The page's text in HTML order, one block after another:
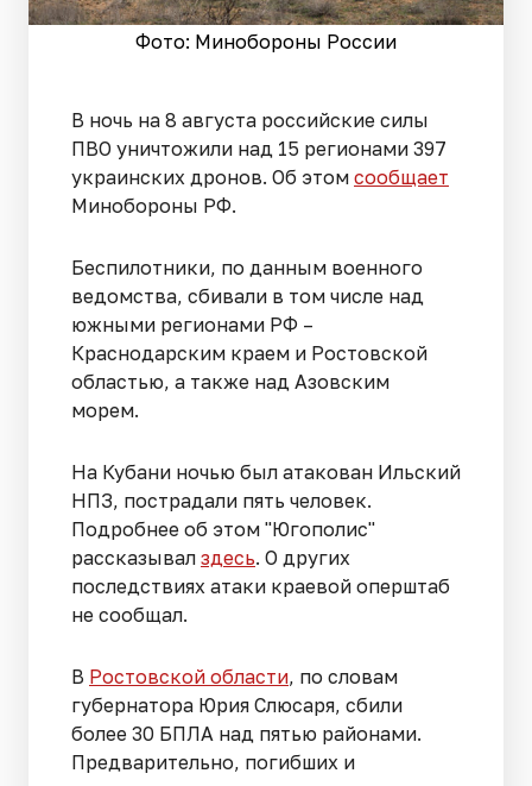
Фото: Минобороны России
В ночь на 8 августа российские силы
ПВО уничтожили над 15 регионами 397
украинских дронов. Об этом сообщает
Минобороны РФ.
Беспилотники, по данным военного
ведомства, сбивали в том числе над
южными регионами РФ –
Краснодарским краем и Ростовской
областью, а также над Азовским
морем.
На Кубани ночью был атакован Ильский
НПЗ, пострадали пять человек.
Подробнее об этом "Югополис"
рассказывал здесь. О других
последствиях атаки краевой оперштаб
не сообщал.
В Ростовской области, по словам
губернатора Юрия Слюсаря, сбили
более 30 БПЛА над пятью районами.
Предварительно, погибших и